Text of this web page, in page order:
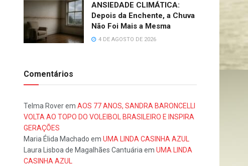
ANSIEDADE CLIMÁTICA:
Depois da Enchente, a Chuva
Não Foi Mais a Mesma
4 DE AGOSTO DE 2026
Comentários
Telma Roverem AOS 77 ANOS, SANDRA BARONCELLI
VOLTA AO TOPO DO VOLEIBOL BRASILEIRO E INSPIRA
GERAÇÕES
Maria Élida Machado em UMA LINDA CASINHA AZUL
Laura Lisboa de Magalhães Cantuária em UMA LINDA
CASINHA AZUL